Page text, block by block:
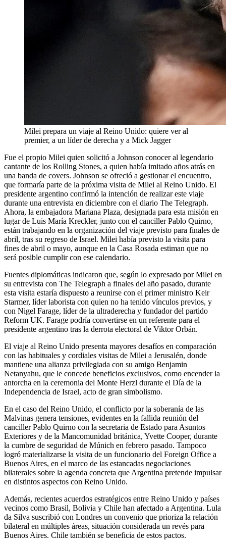
Milei prepara un viaje al Reino Unido: quiere ver al
premier, a un líder de derecha y a Mick Jagger
Fue el propio Milei quien solicitó a Johnson conocer al legendario
cantante de los Rolling Stones, a quien había imitado años atrás en
una banda de covers. Johnson se ofreció a gestionar el encuentro,
que formaría parte de la próxima visita de Milei al Reino Unido. El
presidente argentino confirmó la intención de realizar este viaje
durante una entrevista en diciembre con el diario The Telegraph.
Ahora, la embajadora Mariana Plaza, designada para esta misión en
lugar de Luis María Kreckler, junto con el canciller Pablo Quirno,
están trabajando en la organización del viaje previsto para finales de
abril, tras su regreso de Israel. Milei había previsto la visita para
fines de abril o mayo, aunque en la Casa Rosada estiman que no
será posible cumplir con ese calendario.
Fuentes diplomáticas indicaron que, según lo expresado por Milei en
su entrevista con The Telegraph a finales del año pasado, durante
esta visita estaría dispuesto a reunirse con el primer ministro Keir
Starmer, líder laborista con quien no ha tenido vínculos previos, y
con Nigel Farage, líder de la ultraderecha y fundador del partido
Reform UK. Farage podría convertirse en un referente para el
presidente argentino tras la derrota electoral de Viktor Orbán.
El viaje al Reino Unido presenta mayores desafíos en comparación
con las habituales y cordiales visitas de Milei a Jerusalén, donde
mantiene una alianza privilegiada con su amigo Benjamin
Netanyahu, que le concede beneficios exclusivos, como encender la
antorcha en la ceremonia del Monte Herzl durante el Día de la
Independencia de Israel, acto de gran simbolismo.
En el caso del Reino Unido, el conflicto por la soberanía de las
Malvinas genera tensiones, evidentes en la fallida reunión del
canciller Pablo Quirno con la secretaria de Estado para Asuntos
Exteriores y de la Mancomunidad británica, Yvette Cooper, durante
la cumbre de seguridad de Múnich en febrero pasado. Tampoco
logró materializarse la visita de un funcionario del Foreign Office a
Buenos Aires, en el marco de las estancadas negociaciones
bilaterales sobre la agenda concreta que Argentina pretende impulsar
en distintos aspectos con Reino Unido.
Además, recientes acuerdos estratégicos entre Reino Unido y países
vecinos como Brasil, Bolivia y Chile han afectado a Argentina. Lula
da Silva suscribió con Londres un convenio que prioriza la relación
bilateral en múltiples áreas, situación considerada un revés para
Buenos Aires. Chile también se beneficia de estos pactos.